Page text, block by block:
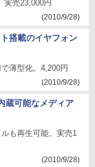
実売23,000円
(2010/9/28)
搭載のイヤフォン
薄型化。4,200円
(2010/9/28)
蔵可能なメディア
も再生可能。実売1
(2010/9/28)